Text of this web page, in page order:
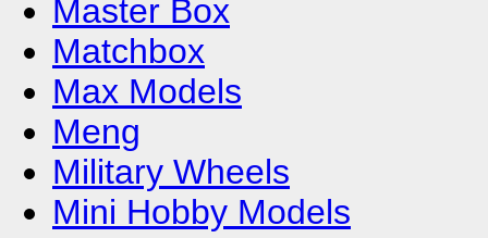
Master Box
Matchbox
Max Models
Meng
Military Wheels
Mini Hobby Models